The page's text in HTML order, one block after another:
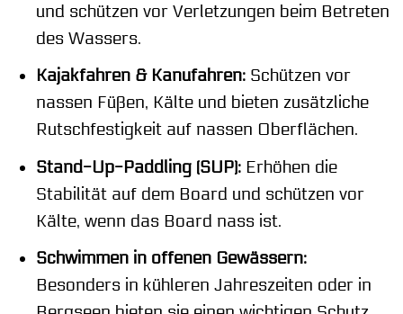
und schützen vor Verletzungen beim Betreten
des Wassers.
Kajakfahren & Kanufahren:Schützen vor
nassen Füßen, Kälte und bieten zusätzliche
Rutschfestigkeit auf nassen Oberflächen.
Stand-Up-Paddling (SUP):Erhöhen die
Stabilität auf dem Board und schützen vor
Kälte, wenn das Board nass ist.
Schwimmen in offenen Gewässern:
Besonders in kühleren Jahreszeiten oder in